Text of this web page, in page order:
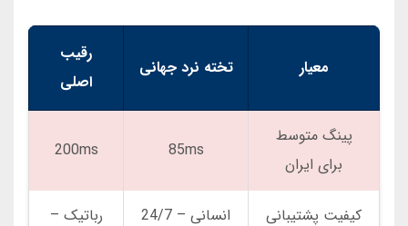
معیار تخته نرد جهانی
رقیب
اصلی
پینگ متوسط
برای ایران
85ms
200ms
کیفیت پشتیبانی انسانی – 24/7 رباتیک –